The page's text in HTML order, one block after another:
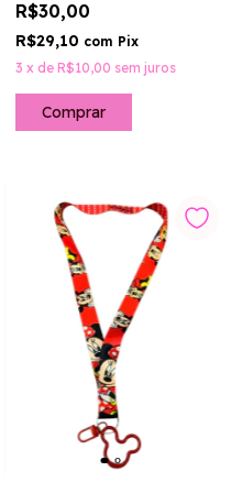
R$30,00
R$29,10 com Pix
3 x de R$10,00 sem juros